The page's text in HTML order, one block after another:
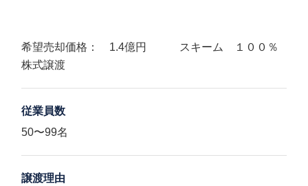
希望売却価格： 1.4億円 スキーム １００％
株式譲渡
従業員数
50〜99名
譲渡理由